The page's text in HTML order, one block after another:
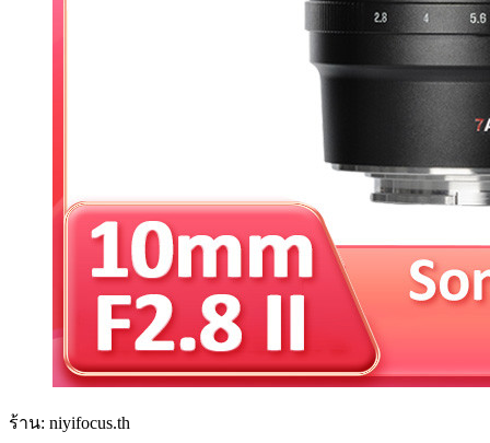
ร้าน: niyifocus.th